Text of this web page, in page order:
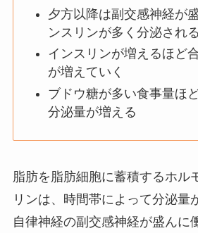
夕方以降は副交感神経が
ンスリンが多く分泌される
インスリンが増えるほど
が増えていく
ブドウ糖が多い食事量ほ
分泌量が増える
脂肪を脂肪細胞に蓄積するホル
リンは、時間帯によって分泌量
自律神経の副交感神経が盛んに